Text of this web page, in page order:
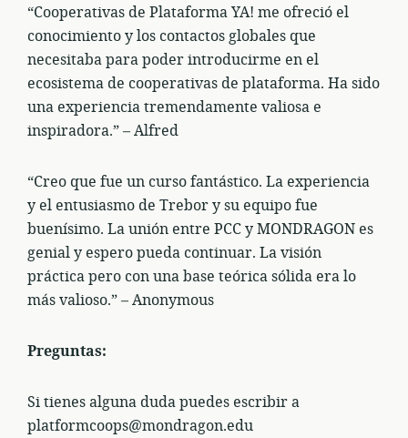
“Cooperativas de Plataforma YA! me ofreció el
conocimiento y los contactos globales que
necesitaba para poder introducirme en el
ecosistema de cooperativas de plataforma. Ha sido
una experiencia tremendamente valiosa e
inspiradora.” – Alfred
“Creo que fue un curso fantástico. La experiencia
y el entusiasmo de Trebor y su equipo fue
buenísimo. La unión entre PCC y MONDRAGON es
genial y espero pueda continuar. La visión
práctica pero con una base teórica sólida era lo
más valioso.” – Anonymous
Preguntas:
Si tienes alguna duda puedes escribir a
platformcoops@mondragon.edu